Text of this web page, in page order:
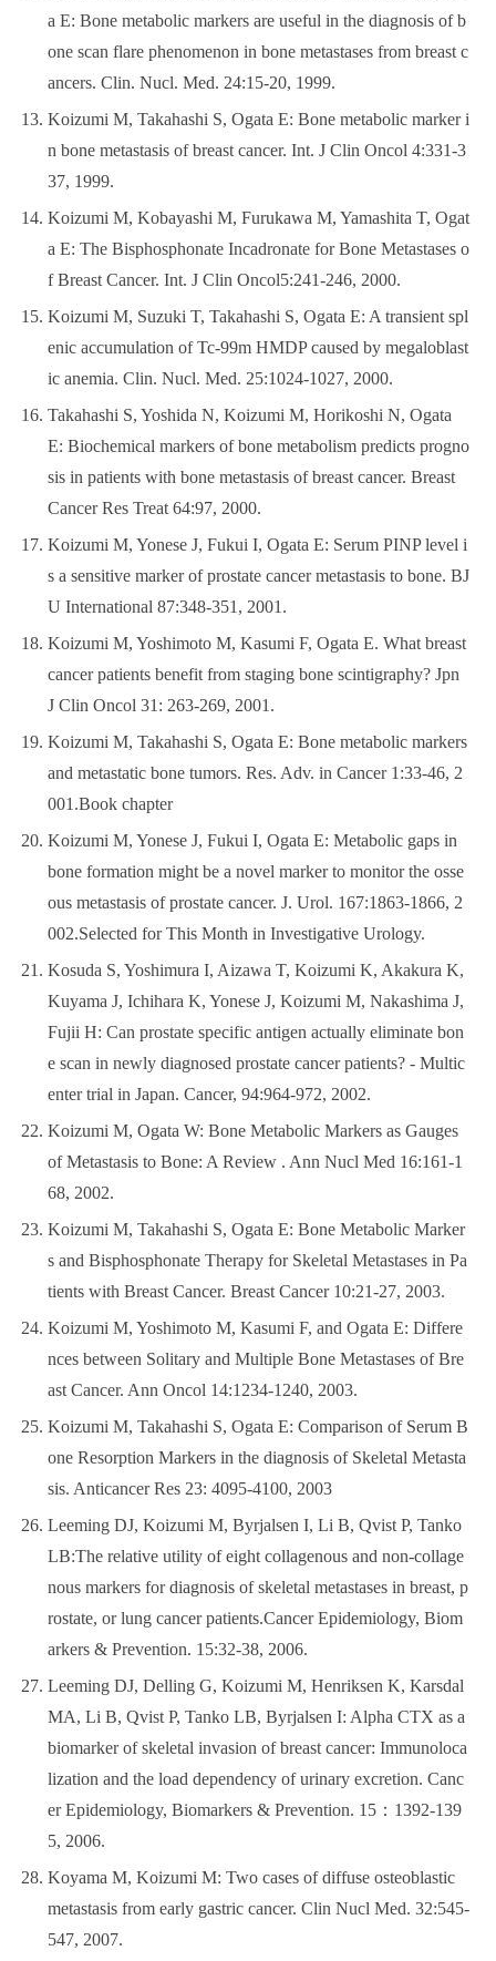
a E: Bone metabolic markers are useful in the diagnosis of b
one scan flare phenomenon in bone metastases from breast c
ancers. Clin. Nucl. Med. 24:15-20, 1999.
Koizumi M, Takahashi S, Ogata E: Bone metabolic marker i
n bone metastasis of breast cancer. Int. J Clin Oncol 4:331-3
37, 1999.
Koizumi M, Kobayashi M, Furukawa M, Yamashita T, Ogat
a E: The Bisphosphonate Incadronate for Bone Metastases o
f Breast Cancer. Int. J Clin Oncol5:241-246, 2000.
Koizumi M, Suzuki T, Takahashi S, Ogata E: A transient spl
enic accumulation of Tc-99m HMDP caused by megaloblast
ic anemia. Clin. Nucl. Med. 25:1024-1027, 2000.
Takahashi S, Yoshida N, Koizumi M, Horikoshi N, Ogata
E: Biochemical markers of bone metabolism predicts progno
sis in patients with bone metastasis of breast cancer. Breast
Cancer Res Treat 64:97, 2000.
Koizumi M, Yonese J, Fukui I, Ogata E: Serum PINP level i
s a sensitive marker of prostate cancer metastasis to bone. BJ
U International 87:348-351, 2001.
Koizumi M, Yoshimoto M, Kasumi F, Ogata E. What breast
cancer patients benefit from staging bone scintigraphy? Jpn
J Clin Oncol 31: 263-269, 2001.
Koizumi M, Takahashi S, Ogata E: Bone metabolic markers
and metastatic bone tumors. Res. Adv. in Cancer 1:33-46, 2
001.Book chapter
Koizumi M, Yonese J, Fukui I, Ogata E: Metabolic gaps in
bone formation might be a novel marker to monitor the osse
ous metastasis of prostate cancer. J. Urol. 167:1863-1866, 2
002.Selected for This Month in Investigative Urology.
Kosuda S, Yoshimura I, Aizawa T, Koizumi K, Akakura K,
Kuyama J, Ichihara K, Yonese J, Koizumi M, Nakashima J,
Fujii H: Can prostate specific antigen actually eliminate bon
e scan in newly diagnosed prostate cancer patients? - Multic
enter trial in Japan. Cancer, 94:964-972, 2002.
Koizumi M, Ogata W: Bone Metabolic Markers as Gauges
of Metastasis to Bone: A Review . Ann Nucl Med 16:161-1
68, 2002.
Koizumi M, Takahashi S, Ogata E: Bone Metabolic Marker
s and Bisphosphonate Therapy for Skeletal Metastases in Pa
tients with Breast Cancer. Breast Cancer 10:21-27, 2003.
Koizumi M, Yoshimoto M, Kasumi F, and Ogata E: Differe
nces between Solitary and Multiple Bone Metastases of Bre
ast Cancer. Ann Oncol 14:1234-1240, 2003.
Koizumi M, Takahashi S, Ogata E: Comparison of Serum B
one Resorption Markers in the diagnosis of Skeletal Metasta
sis. Anticancer Res 23: 4095-4100, 2003
Leeming DJ, Koizumi M, Byrjalsen I, Li B, Qvist P, Tanko
LB:The relative utility of eight collagenous and non-collage
nous markers for diagnosis of skeletal metastases in breast, p
rostate, or lung cancer patients.Cancer Epidemiology, Biom
arkers & Prevention. 15:32-38, 2006.
Leeming DJ, Delling G, Koizumi M, Henriksen K, Karsdal
MA, Li B, Qvist P, Tanko LB, Byrjalsen I: Alpha CTX as a
biomarker of skeletal invasion of breast cancer: Immunoloca
lization and the load dependency of urinary excretion. Canc
er Epidemiology, Biomarkers & Prevention. 15：1392-139
5, 2006.
Koyama M, Koizumi M: Two cases of diffuse osteoblastic
metastasis from early gastric cancer. Clin Nucl Med. 32:545-
547, 2007.